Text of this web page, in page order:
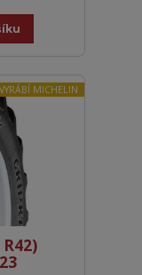
VYRÁBÍ MICHELIN